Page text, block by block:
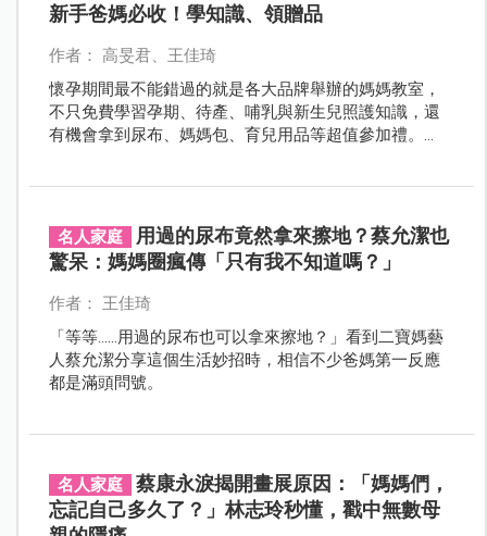
新手爸媽必收！學知識、領贈品
作者： 高旻君、王佳琦
懷孕期間最不能錯過的就是各大品牌舉辦的媽媽教室，
不只免費學習孕期、待產、哺乳與新生兒照護知識，還
有機會拿到尿布、媽媽包、育兒用品等超值參加禮。
名人家庭
用過的尿布竟然拿來擦地？蔡允潔也
驚呆：媽媽圈瘋傳「只有我不知道嗎？」
作者： 王佳琦
「等等……用過的尿布也可以拿來擦地？」看到二寶媽藝
人蔡允潔分享這個生活妙招時，相信不少爸媽第一反應
都是滿頭問號。
名人家庭
蔡康永淚揭開畫展原因：「媽媽們，
忘記自己多久了？」林志玲秒懂，戳中無數母